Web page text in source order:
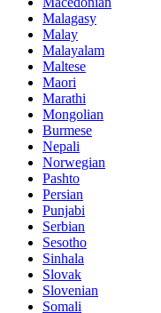
Malagasy
Malay
Malayalam
Maltese
Maori
Marathi
Mongolian
Burmese
Nepali
Norwegian
Pashto
Persian
Punjabi
Serbian
Sesotho
Sinhala
Slovak
Slovenian
Somali